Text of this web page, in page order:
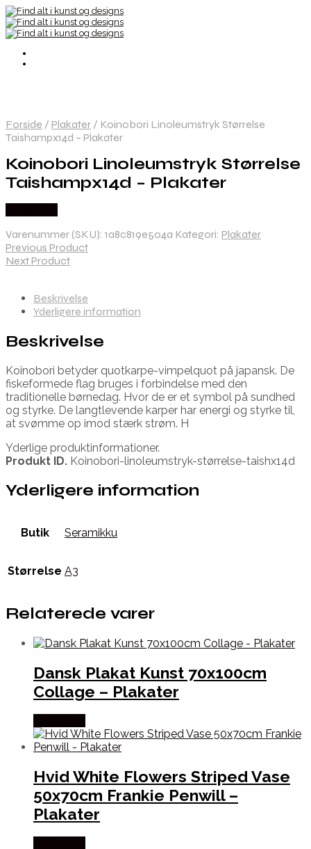
Forside / Plakater / Koinobori Linoleumstryk Størrelse
Taishampx14d – Plakater
Koinobori Linoleumstryk Størrelse
Taishampx14d – Plakater
Varenummer (SKU): 1a8c819e504a Kategori: Plakater
Previous Product
Next Product
Beskrivelse
Yderligere information
Beskrivelse
Koinobori betyder quotkarpe-vimpelquot på japansk. De
fiskeformede flag bruges i forbindelse med den
traditionelle børnedag. Hvor de er et symbol på sundhed
og styrke. De langtlevende karper har energi og styrke til,
at svømme op imod stærk strøm. H
Yderlige produktinformationer.
Produkt ID. Koinobori-linoleumstryk-størrelse-taishx14d
Yderligere information
Butik Seramikku
Størrelse A3
Relaterede varer
Dansk Plakat Kunst 70x100cm
Collage – Plakater
Hvid White Flowers Striped Vase
50x70cm Frankie Penwill –
Plakater